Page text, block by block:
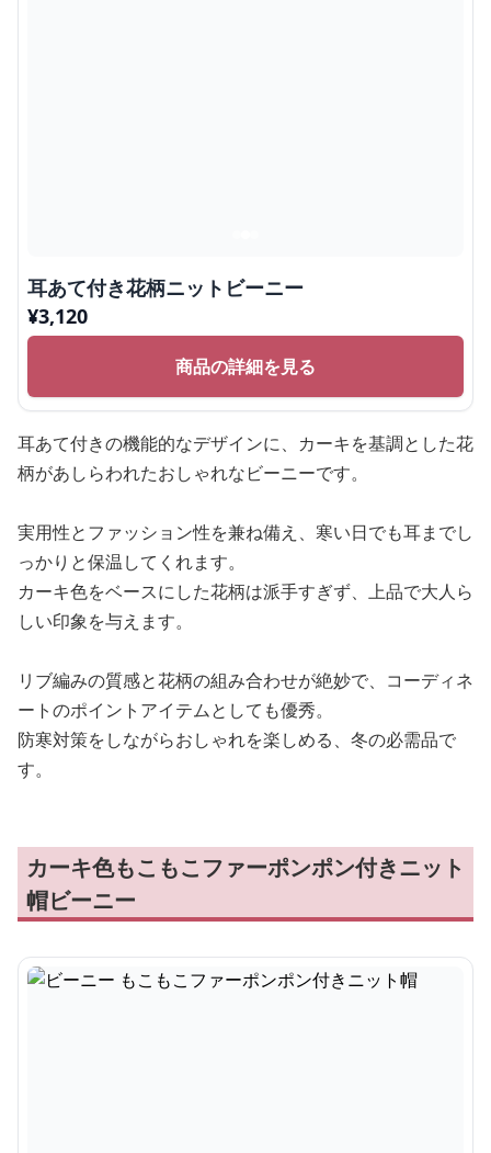
耳あて付き花柄ニットビーニー
¥3,120
商品の詳細を見る
耳あて付きの機能的なデザインに、カーキを基調とした花
柄があしらわれたおしゃれなビーニーです。
実用性とファッション性を兼ね備え、寒い日でも耳までし
っかりと保温してくれます。
カーキ色をベースにした花柄は派手すぎず、上品で大人ら
しい印象を与えます。
リブ編みの質感と花柄の組み合わせが絶妙で、コーディネ
ートのポイントアイテムとしても優秀。
防寒対策をしながらおしゃれを楽しめる、冬の必需品で
す。
カーキ色もこもこファーポンポン付きニット
帽ビーニー